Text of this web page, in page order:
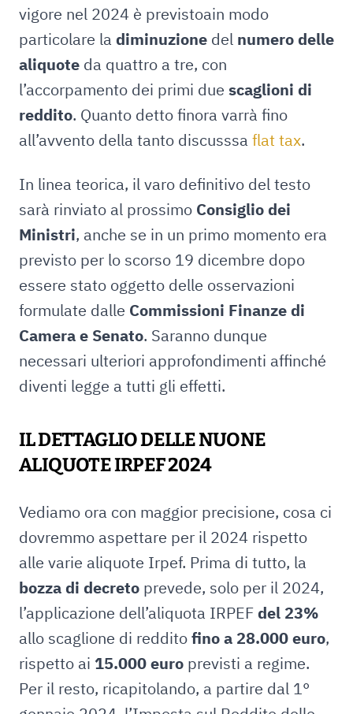
vigore nel 2024 è previstoain modo
particolare la diminuzione del numero delle
aliquote da quattro a tre, con
l’accorpamento dei primi due scaglioni di
reddito. Quanto detto finora varrà fino
all’avvento della tanto discusssa flat tax.
In linea teorica, il varo definitivo del testo
sarà rinviato al prossimo Consiglio dei
Ministri, anche se in un primo momento era
previsto per lo scorso 19 dicembre dopo
essere stato oggetto delle osservazioni
formulate dalle Commissioni Finanze di
Camera e Senato. Saranno dunque
necessari ulteriori approfondimenti affinché
diventi legge a tutti gli effetti.
IL DETTAGLIO DELLE NUONE
ALIQUOTE IRPEF 2024
Vediamo ora con maggior precisione, cosa ci
dovremmo aspettare per il 2024 rispetto
alle varie aliquote Irpef. Prima di tutto, la
bozza di decreto prevede, solo per il 2024,
l’applicazione dell’aliquota IRPEF del 23%
allo scaglione di redditofino a 28.000 euro,
rispetto ai 15.000 euro previsti a regime.
Per il resto, ricapitolando, a partire dal 1°